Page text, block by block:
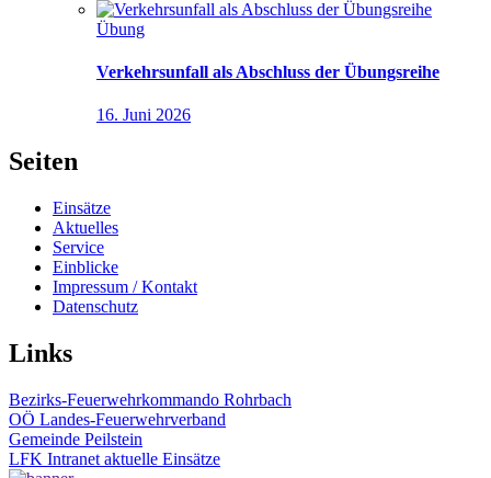
Übung
Verkehrsunfall als Abschluss der Übungsreihe
16. Juni 2026
Seiten
Einsätze
Aktuelles
Service
Einblicke
Impressum / Kontakt
Datenschutz
Links
Bezirks-Feuerwehrkommando Rohrbach
OÖ Landes-Feuerwehrverband
Gemeinde Peilstein
LFK Intranet aktuelle Einsätze